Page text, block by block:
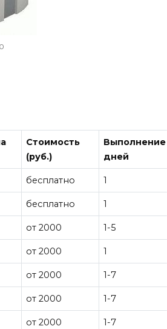
Стоимость
(руб.)
Выполнение
дней
бесплатно 1
бесплатно 1
от 2000 1-5
от 2000 1
от 2000 1-7
от 2000 1-7
от 2000 1-7